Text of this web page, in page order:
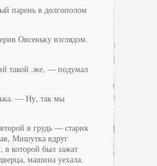
парень в долгополом
Овсеньку взглядом.
такой .же, — подумал
— Ну, так мы
в грудь — старик
Мишутка вдруг
в которой был зажат
машина уехала.